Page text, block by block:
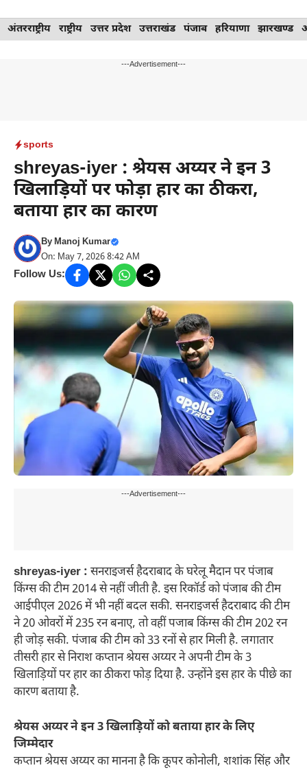
Skip
to
अंतरराष्ट्रीय राष्ट्रीय उत्तर प्रदेश उत्तराखंड पंजाब हरियाणा झारखण्ड
---Advertisement---
sports
shreyas-iyer : श्रेयस अय्यर ने इन 3
खिलाड़ियों पर फोड़ा हार का ठीकरा,
बताया हार का कारण
ByManoj Kumar
On: May 7, 2026 8:42 AM
Follow Us:
---Advertisement---
shreyas-iyer : सनराइजर्स हैदराबाद के घरेलू मैदान पर पंजाब
किंग्स की टीम 2014 से नहीं जीती है. इस रिकॉर्ड को पंजाब की टीम
आईपीएल 2026 में भी नहीं बदल सकी. सनराइजर्स हैदराबाद की टीम
ने 20 ओवरों में 235 रन बनाए, तो वहीं पजाब किंग्स की टीम 202 रन
ही जोड़ सकी. पंजाब की टीम को 33 रनों से हार मिली है. लगातार
तीसरी हार से निराश कप्तान श्रेयस अय्यर ने अपनी टीम के 3
खिलाड़ियों पर हार का ठीकरा फोड़ दिया है. उन्होंने इस हार के पीछे का
कारण बताया है.
श्रेयस अय्यर ने इन 3 खिलाड़ियों को बताया हार के लिए
जिम्मेदार
कप्तान श्रेयस अय्यर का मानना है कि कूपर कोनोली, शशांक सिंह और